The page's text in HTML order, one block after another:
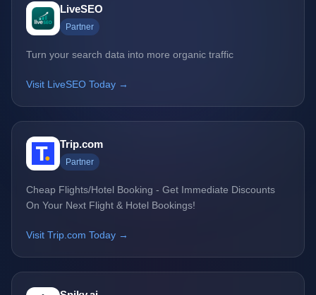
LiveSEO
Partner
Turn your search data into more organic traffic
Visit LiveSEO Today →
Trip.com
Partner
Cheap Flights/Hotel Booking - Get Immediate Discounts
On Your Next Flight & Hotel Bookings!
Visit Trip.com Today →